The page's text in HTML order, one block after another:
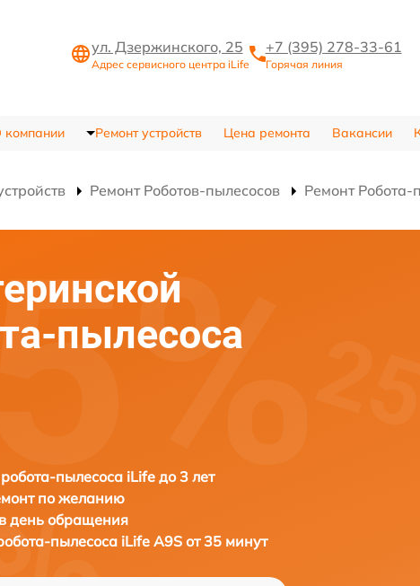
ул. Дзержинского, 25
Адрес сервисного центра iLife
+7 (395) 278-33-61
Горячая линия
компании Ремонт устройств Цена ремонта Вакансии
Ремонт Роботов-пылесосов Ремонт Робота-
пылесоса
робота-пылесоса iLife до 3 лет
по желанию
в день обращения
пылесоса iLife A9S от 35 минут